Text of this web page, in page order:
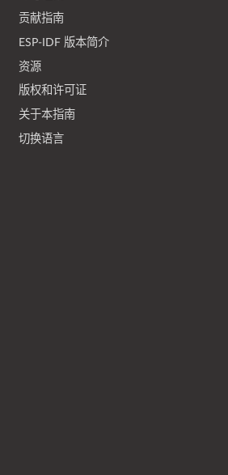
贡献指南
ESP-IDF 版本简介
资源
版权和许可证
关于本指南
切换语言